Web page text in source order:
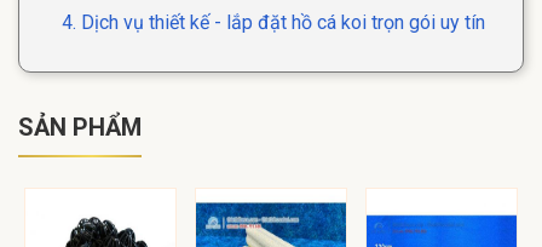
4. Dịch vụ thiết kế - lắp đặt hồ cá koi trọn gói uy tín
SẢN PHẨM